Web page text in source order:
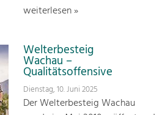
weiterlesen »
Welterbesteig
Wachau –
Qualitätsoffensive
Dienstag, 10. Juni 2025
Der Welterbesteig Wachau